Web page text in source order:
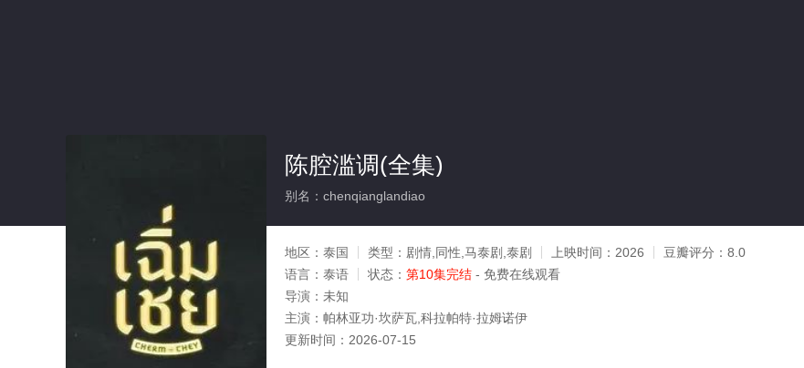
陈腔滥调(全集)
别名：chenqianglandiao
地区： 泰国 类型： 剧情,同性,马泰剧,泰剧 上映时间： 2026 豆瓣评分： 8.0
语言： 泰语 状态： 第10集完结 - 免费在线观看
导演： 未知
主演： 帕林亚功·坎萨瓦,科拉帕特·拉姆诺伊
更新时间： 2026-07-15